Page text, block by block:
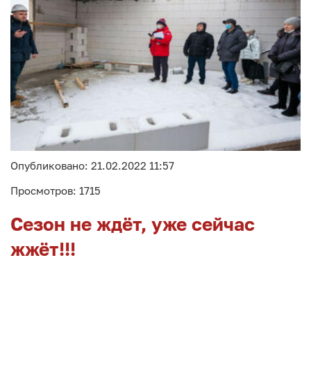
Опубликовано: 21.02.2022 11:57
Просмотров: 1715
Сезон не ждёт, уже сейчас
жжёт!!!